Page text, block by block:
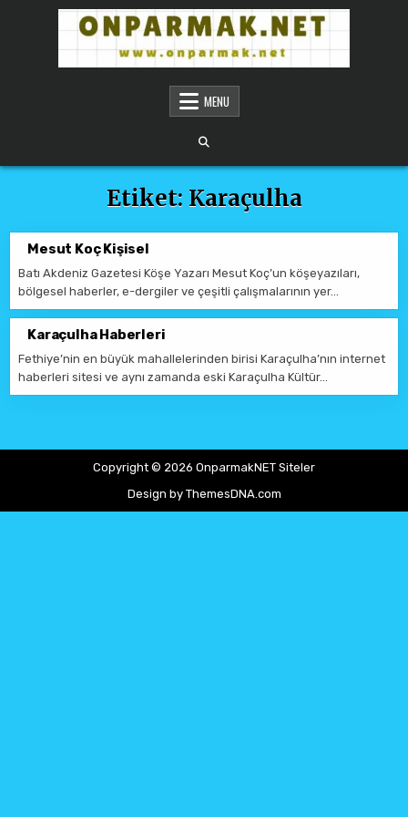
Skip to content
ONPARMAKNET SITELERMENU
Etiket: Karaçulha
Mesut Koç Kişisel
Batı Akdeniz Gazetesi Köşe Yazarı Mesut Koç’un köşeyazıları,
bölgesel haberler, e-dergiler ve çeşitli çalışmalarının yer…
Karaçulha Haberleri
Fethiye’nin en büyük mahallelerinden birisi Karaçulha’nın internet
haberleri sitesi ve aynı zamanda eski Karaçulha Kültür…
Copyright © 2026 OnparmakNET Siteler
Design by ThemesDNA.com